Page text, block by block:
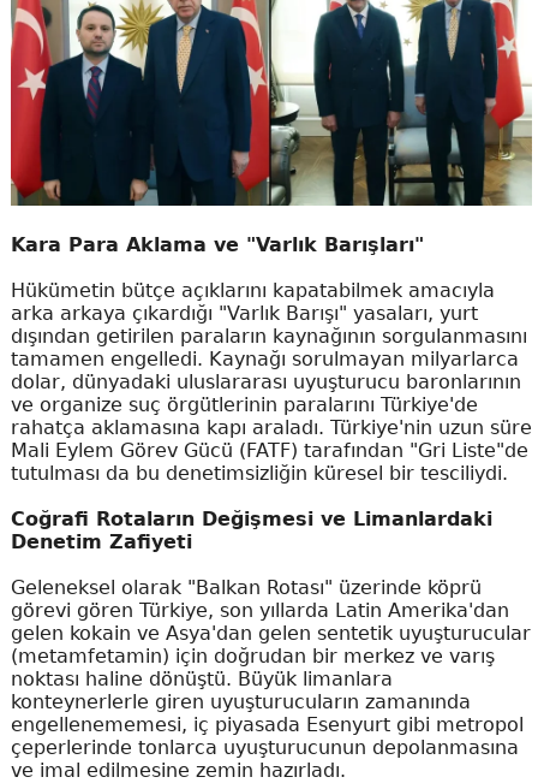
Kara Para Aklama ve "Varlık Barışları"
Hükümetin bütçe açıklarını kapatabilmek amacıyla
arka arkaya çıkardığı "Varlık Barışı" yasaları, yurt
dışından getirilen paraların kaynağının sorgulanmasını
tamamen engelledi. Kaynağı sorulmayan milyarlarca
dolar, dünyadaki uluslararası uyuşturucu baronlarının
ve organize suç örgütlerinin paralarını Türkiye'de
rahatça aklamasına kapı araladı. Türkiye'nin uzun süre
Mali Eylem Görev Gücü (FATF) tarafından "Gri Liste"de
tutulması da bu denetimsizliğin küresel bir tesciliydi.
Coğrafi Rotaların Değişmesi ve Limanlardaki
Denetim Zafiyeti
Geleneksel olarak "Balkan Rotası" üzerinde köprü
görevi gören Türkiye, son yıllarda Latin Amerika'dan
gelen kokain ve Asya'dan gelen sentetik uyuşturucular
(metamfetamin) için doğrudan bir merkez ve varış
noktası haline dönüştü. Büyük limanlara
konteynerlerle giren uyuşturucuların zamanında
engellenememesi, iç piyasada Esenyurt gibi metropol
çeperlerinde tonlarca uyuşturucunun depolanmasına
ve imal edilmesine zemin hazırladı.